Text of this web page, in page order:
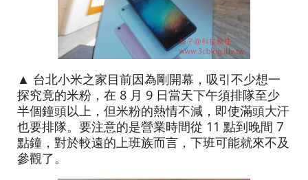
▲ 台北小米之家目前因為剛開幕，吸引不少想一
探究竟的米粉，在 8 月 9 日當天下午須排隊至少
半個鐘頭以上，但米粉的熱情不減，即使滿頭大汗
也要排隊。要注意的是營業時間從 11 點到晚間 7
點鐘，對於較遠的上班族而言，下班可能就來不及
參觀了。